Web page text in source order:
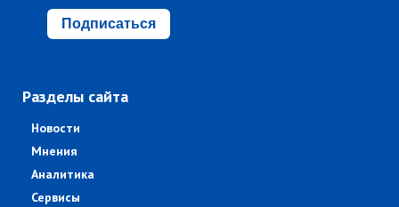
Подписаться
Разделы сайта
Новости
Мнения
Аналитика
Сервисы